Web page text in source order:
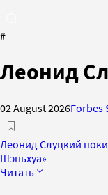
#
Леонид
02 August 2026Forbes
Леонид Слуцкий
Шэньхуа»
Читать